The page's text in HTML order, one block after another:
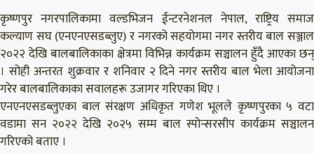
कृष्णपुर नगरपालिकामा वल्डभिजन ईन्टरनेशनल नेपाल, राष्ट्रिय समाज
कल्याण सघ (एनएनएसडब्लुए) र नगरको सहयोगमा नगर स्तरीय बाल सञ्जाल
२०२२ देखि बालबालिकाका क्षेत्रमा विभिन्न कार्यक्रम सञ्चालन हुँदै आएका छन्
। सोही अन्तरत शुक्रवार र शनिवार २ दिने नगर स्तरीय बाल भेला आयोजना
गरेर बालबालिकाका सवालहरू उजागर गरिएका थिए ।
एनएनएसडब्लुएका बाल संरक्षण अधिकृत गणेश भूलले कृष्णपुरका ५ वटा
वडामा सन २०२२ देखि २०२५ सम्म बाल स्पोन्सरसीप कार्यक्रम सञ्चालन
गरिएको बताए ।